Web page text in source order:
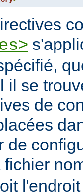
il se
de
de
fichier